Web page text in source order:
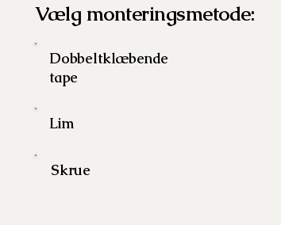
Vælg monteringsmetode:
Dobbeltklæbende
tape
Lim
Skrue